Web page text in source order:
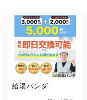
給湯パンダ